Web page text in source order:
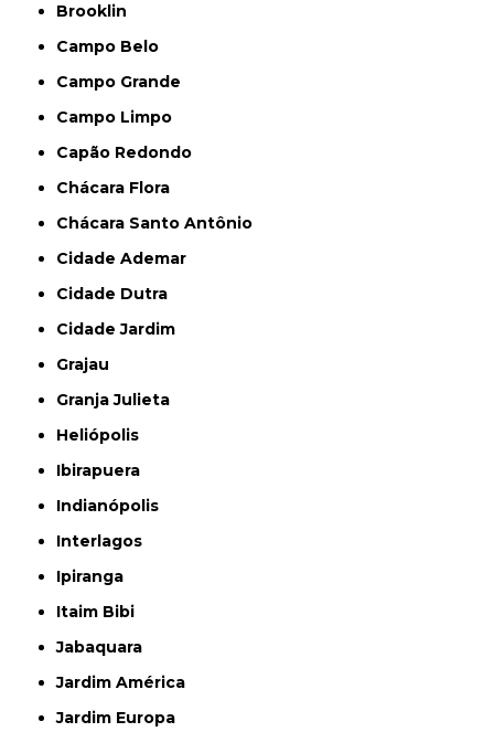
Brooklin
Campo Belo
Campo Grande
Campo Limpo
Capão Redondo
Chácara Flora
Chácara Santo Antônio
Cidade Ademar
Cidade Dutra
Cidade Jardim
Grajau
Granja Julieta
Heliópolis
Ibirapuera
Indianópolis
Interlagos
Ipiranga
Itaim Bibi
Jabaquara
Jardim América
Jardim Europa